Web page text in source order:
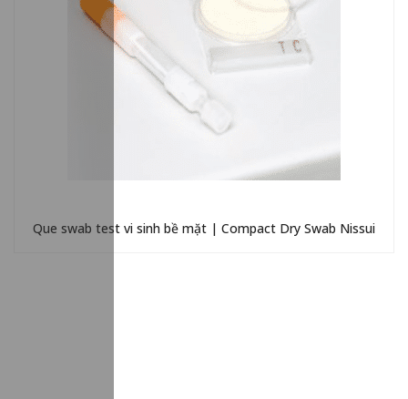
Que swab test vi sinh bề mặt | Compact Dry Swab Nissui